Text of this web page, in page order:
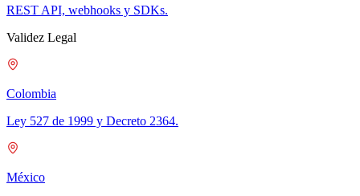
REST API, webhooks y SDKs.
Validez Legal
Colombia
Ley 527 de 1999 y Decreto 2364.
México